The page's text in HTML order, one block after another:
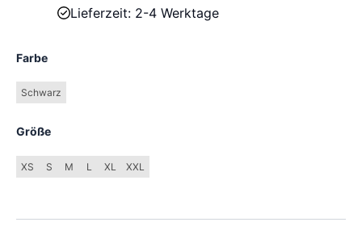
Lieferzeit: 2-4 Werktage
Farbe
Schwarz
Größe
XS S M L XL XXL